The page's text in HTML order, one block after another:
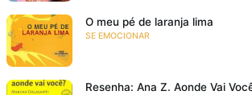
O meu pé de laranja lima
SE EMOCIONAR
Resenha: Ana Z. Aonde Vai